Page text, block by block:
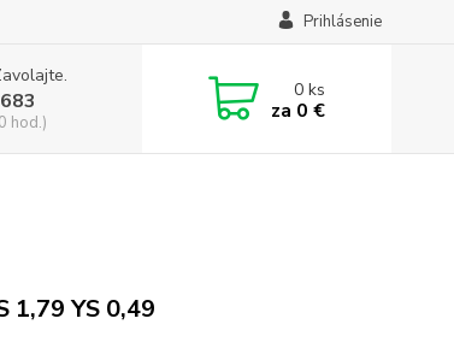
Prihlásenie
hod.)
0ks
za 0 €
1,79 YS 0,49